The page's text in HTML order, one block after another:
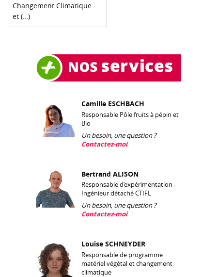
Changement Climatique
et (…)
Camille ESCHBACH
Responsable Pôle fruits à pépin et
Bio
Un besoin, une question ?
Contactez-moi
Bertrand ALISON
Responsable d’expérimentation -
Ingénieur détaché CTIFL
Un besoin, une question ?
Contactez-moi
Louise SCHNEYDER
Responsable de programme
matériel végétal et changement
climatique